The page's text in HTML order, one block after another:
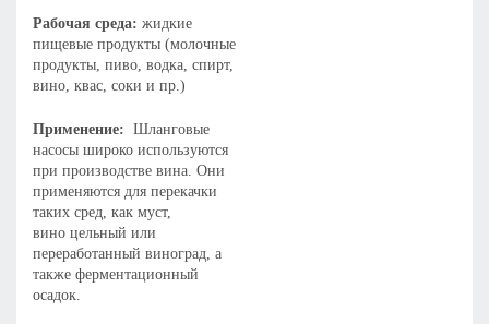
Рабочая среда: жидкие
пищевые продукты (молочные
продукты, пиво, водка, спирт,
вино, квас, соки и пр.)
Применение: Шланговые
насосы широко используются
при производстве вина. Они
применяются для перекачки
таких сред, как муст,
вино цельный или
переработанный виноград, а
также ферментационный
осадок.